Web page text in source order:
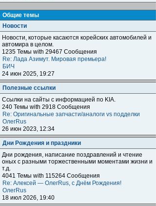
Общие темы
Новости
Новости, которые касаются корейских автомобилей и
автомира в целом.
1235 Темы with 29467 Сообщения
Re: Лада Азимут. Мировая премьера!
БИЧ
24 июн 2025, 19:27
Полезные ссылки
Ссылки на сайты с информацией по KIA.
240 Темы with 2918 Сообщения
Re: Оригинальные запчасти/аналоги vs подделки
ОлегRus
26 июн 2023, 12:34
Дни Рождения и праздники
Дни рождения, написание поздравлений и чтение
оных с разными торжественными моментами жизни и
т.д.
4041 Темы with 115264 Сообщения
Re: Алексей — ОлегRus, с Днём Рождения!
ОлегRus
18 июл 2026, 19:40